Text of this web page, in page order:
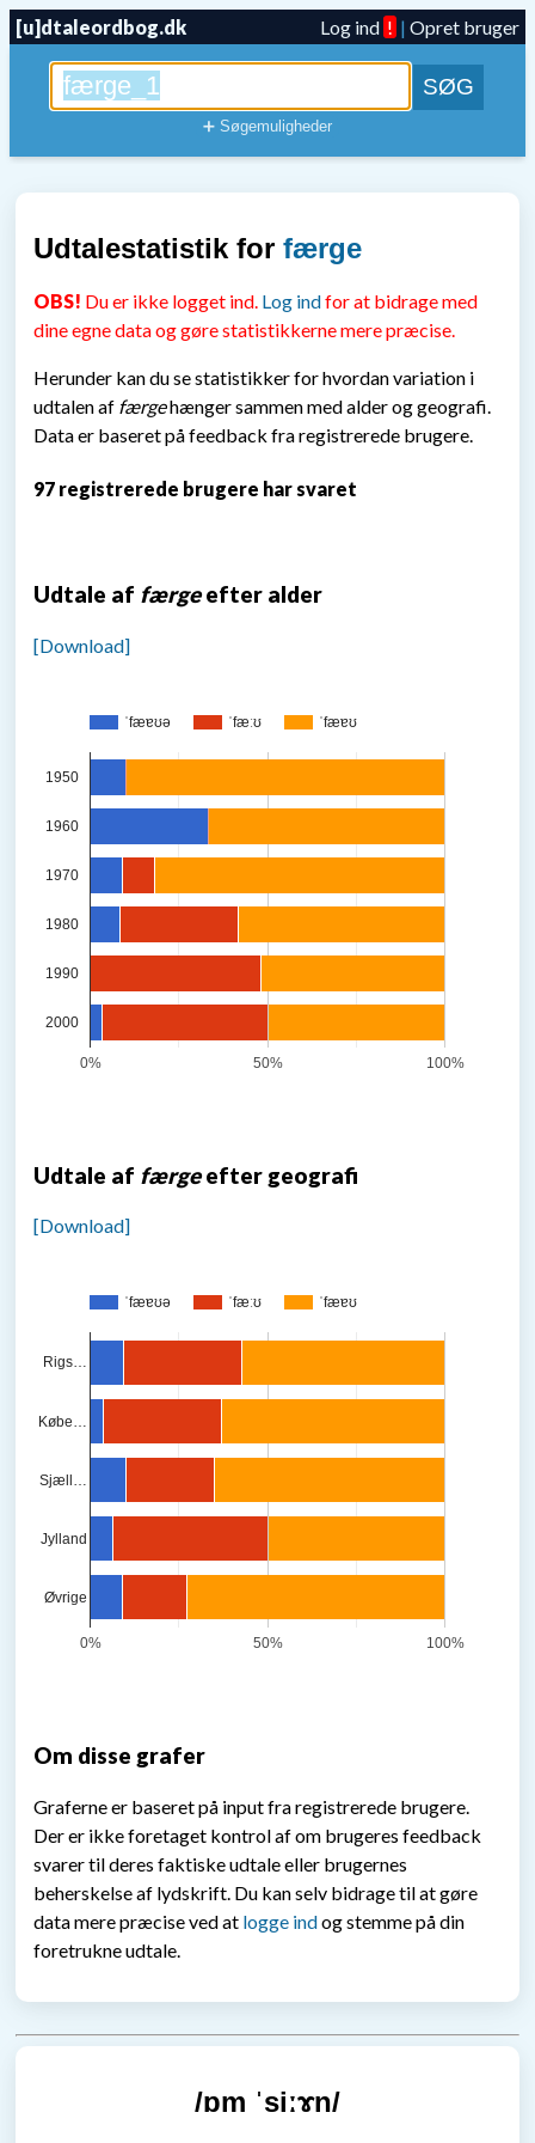
[u]dtaleordbog.dk Log ind ! | Opret bruger
➕ Søgemuligheder
Udtalestatistik for færge
OBS! Du er ikke logget ind. Log indfor at bidrage med
dine egne data og gøre statistikkerne mere præcise.
Herunder kan du se statistikker for hvordan variation i
udtalen af færgehænger sammen med alder og geografi.
Data er baseret på feedback fra registrerede brugere.
97 registrerede brugere har svaret
Udtale af færgeefter alder
[Download]
ˈfæɐʊə ˈfæːʊ ˈfæɐʊ
0% 50% 100%
1950
1960
1970
1980
1990
2000
Udtale af færgeefter geografi
[Download]
ˈfæɐʊə ˈfæːʊ ˈfæɐʊ
0% 50% 100%
Rigs…
Købe…
Sjæll…
Jylland
Øvrige
Om disse grafer
Graferne er baseret på input fra registrerede brugere.
Der er ikke foretaget kontrol af om brugeres feedback
svarer til deres faktiske udtale eller brugernes
beherskelse af lydskrift. Du kan selv bidrage til at gøre
data mere præcise ved at logge indog stemme på din
foretrukne udtale.
/ɒm ˈsiːɤn/